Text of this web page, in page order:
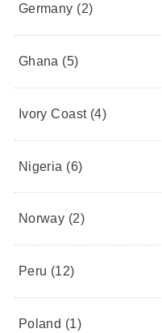
Germany (2)
Ghana (5)
Ivory Coast (4)
Nigeria (6)
Norway (2)
Peru (12)
Poland (1)